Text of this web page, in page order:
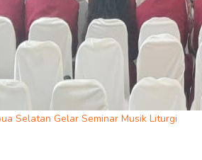
Selatan Gelar Seminar Musik Liturgi